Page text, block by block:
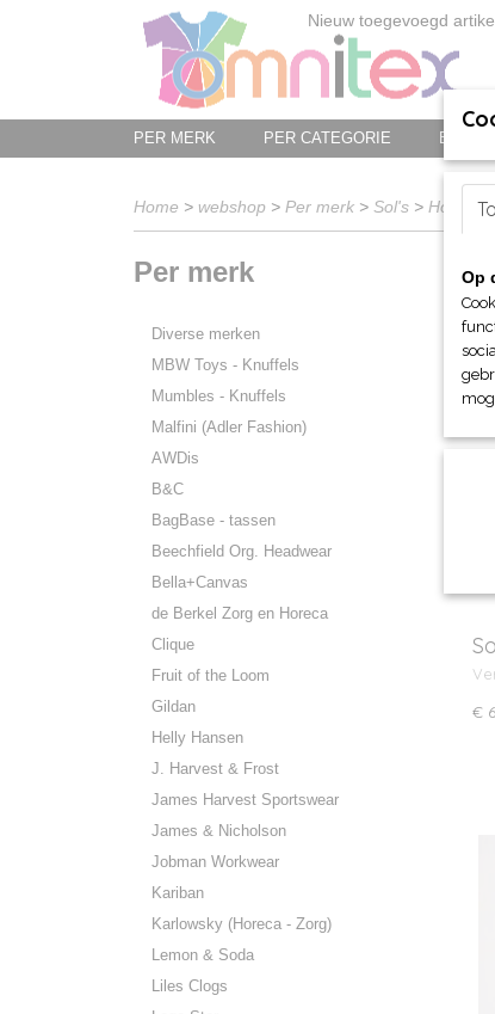
Nieuw toegevoegd
PER MERK PER CATEGORIE BED-,
Home > webshop > Per merk > Sol's >
Per merk
Diverse merken
MBW Toys - Knuffels
Mumbles - Knuffels
Malfini (Adler Fashion)
AWDis
B&C
BagBase - tassen
Beechfield Org. Headwear
Bella+Canvas
de Berkel Zorg en Horeca
Clique
Fruit of the Loom
Gildan
Helly Hansen
J. Harvest & Frost
James Harvest Sportswear
James & Nicholson
Jobman Workwear
Kariban
Karlowsky (Horeca - Zorg)
Lemon & Soda
Liles Clogs
€
Op